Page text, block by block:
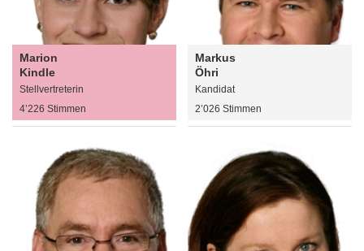
Marion
Kindle
Stellvertreterin
4’226 Stimmen
Markus
Öhri
Kandidat
2’026 Stimmen